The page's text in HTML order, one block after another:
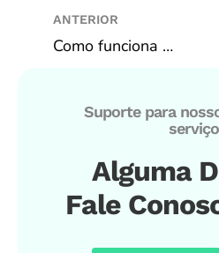
ANTERIOR
Como funciona a estratégia de contagem de cartas no Blackjack?
Suporte para
Alguma
Fale